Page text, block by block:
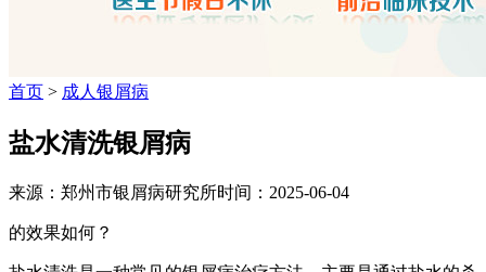
首页 > 成人银屑病
盐水清洗银屑病
来源：郑州市银屑病研究所时间：2025-06-04
的效果如何？